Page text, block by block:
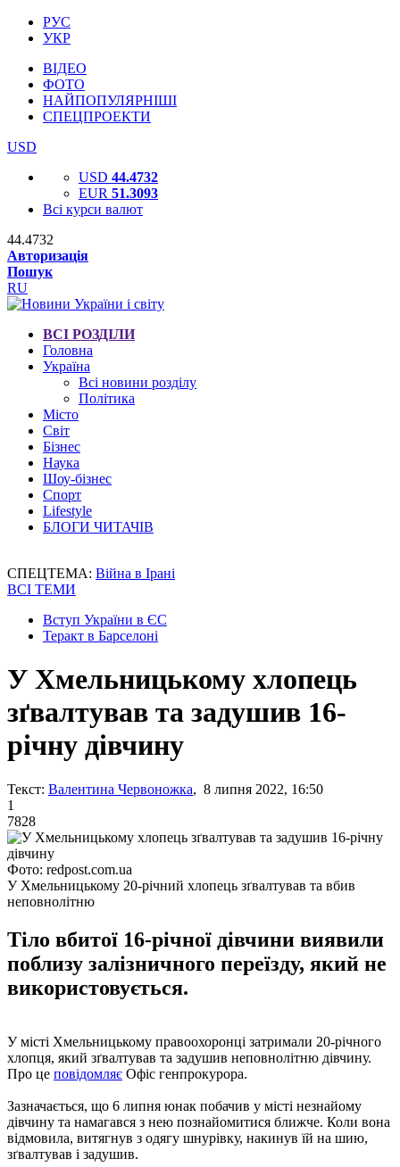
РУС
УКР
ВІДЕО
ФОТО
НАЙПОПУЛЯРНІШІ
СПЕЦПРОЕКТИ
USD
USD 44.4732
EUR 51.3093
Всі курси валют
44.4732
Авторизація
Пошук
RU
ВСІ РОЗДІЛИ
Головна
Україна
Всі новини розділу
Політика
Місто
Світ
Бізнес
Наука
Шоу-бізнес
Спорт
Lifestyle
БЛОГИ ЧИТАЧІВ
СПЕЦТЕМА: Війна в Ірані
ВСІ ТЕМИ
Вступ України в ЄС
Теракт в Барселоні
У Хмельницькому хлопець
зґвалтував та задушив 16-
річну дівчину
Текст: Валентина Червоножка, 8 липня 2022, 16:50
1
7828
Фото: redpost.com.ua
У Хмельницькому 20-річний хлопець зґвалтував та вбив
неповнолітню
Тіло вбитої 16-річної дівчини виявили
поблизу залізничного переїзду, який не
використовується.
У місті Хмельницькому правоохоронці затримали 20-річного
хлопця, який зґвалтував та задушив неповнолітню дівчину.
Про це повідомляє Офіс генпрокурора.
Зазначається, що 6 липня юнак побачив у місті незнайому
дівчину та намагався з нею познайомитися ближче. Коли вона
відмовила, витягнув з одягу шнурівку, накинув їй на шию,
зґвалтував і задушив.